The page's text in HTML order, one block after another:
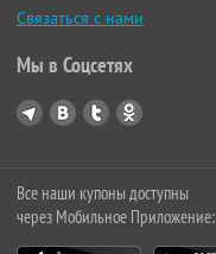
Связаться с нами
Мы в Соцсетях
Все наши купоны доступны
через Мобильное Приложение: